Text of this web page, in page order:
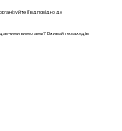
її відповідно до
вимогами? Вживайте заходів